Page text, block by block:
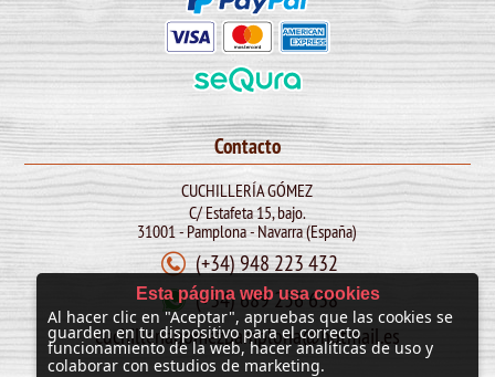
Contacto
CUCHILLERÍA GÓMEZ
C/ Estafeta 15, bajo.
31001 - Pamplona - Navarra (España)
(+34) 948 223 432
(+34) 689 256 638
cuchilleriagomezpamplona@hotmail.es
Esta página web usa cookies
Al hacer clic en "Aceptar", apruebas que las cookies se
guarden en tu dispositivo para el correcto
funcionamiento de la web, hacer analíticas de uso y
colaborar con estudios de marketing.